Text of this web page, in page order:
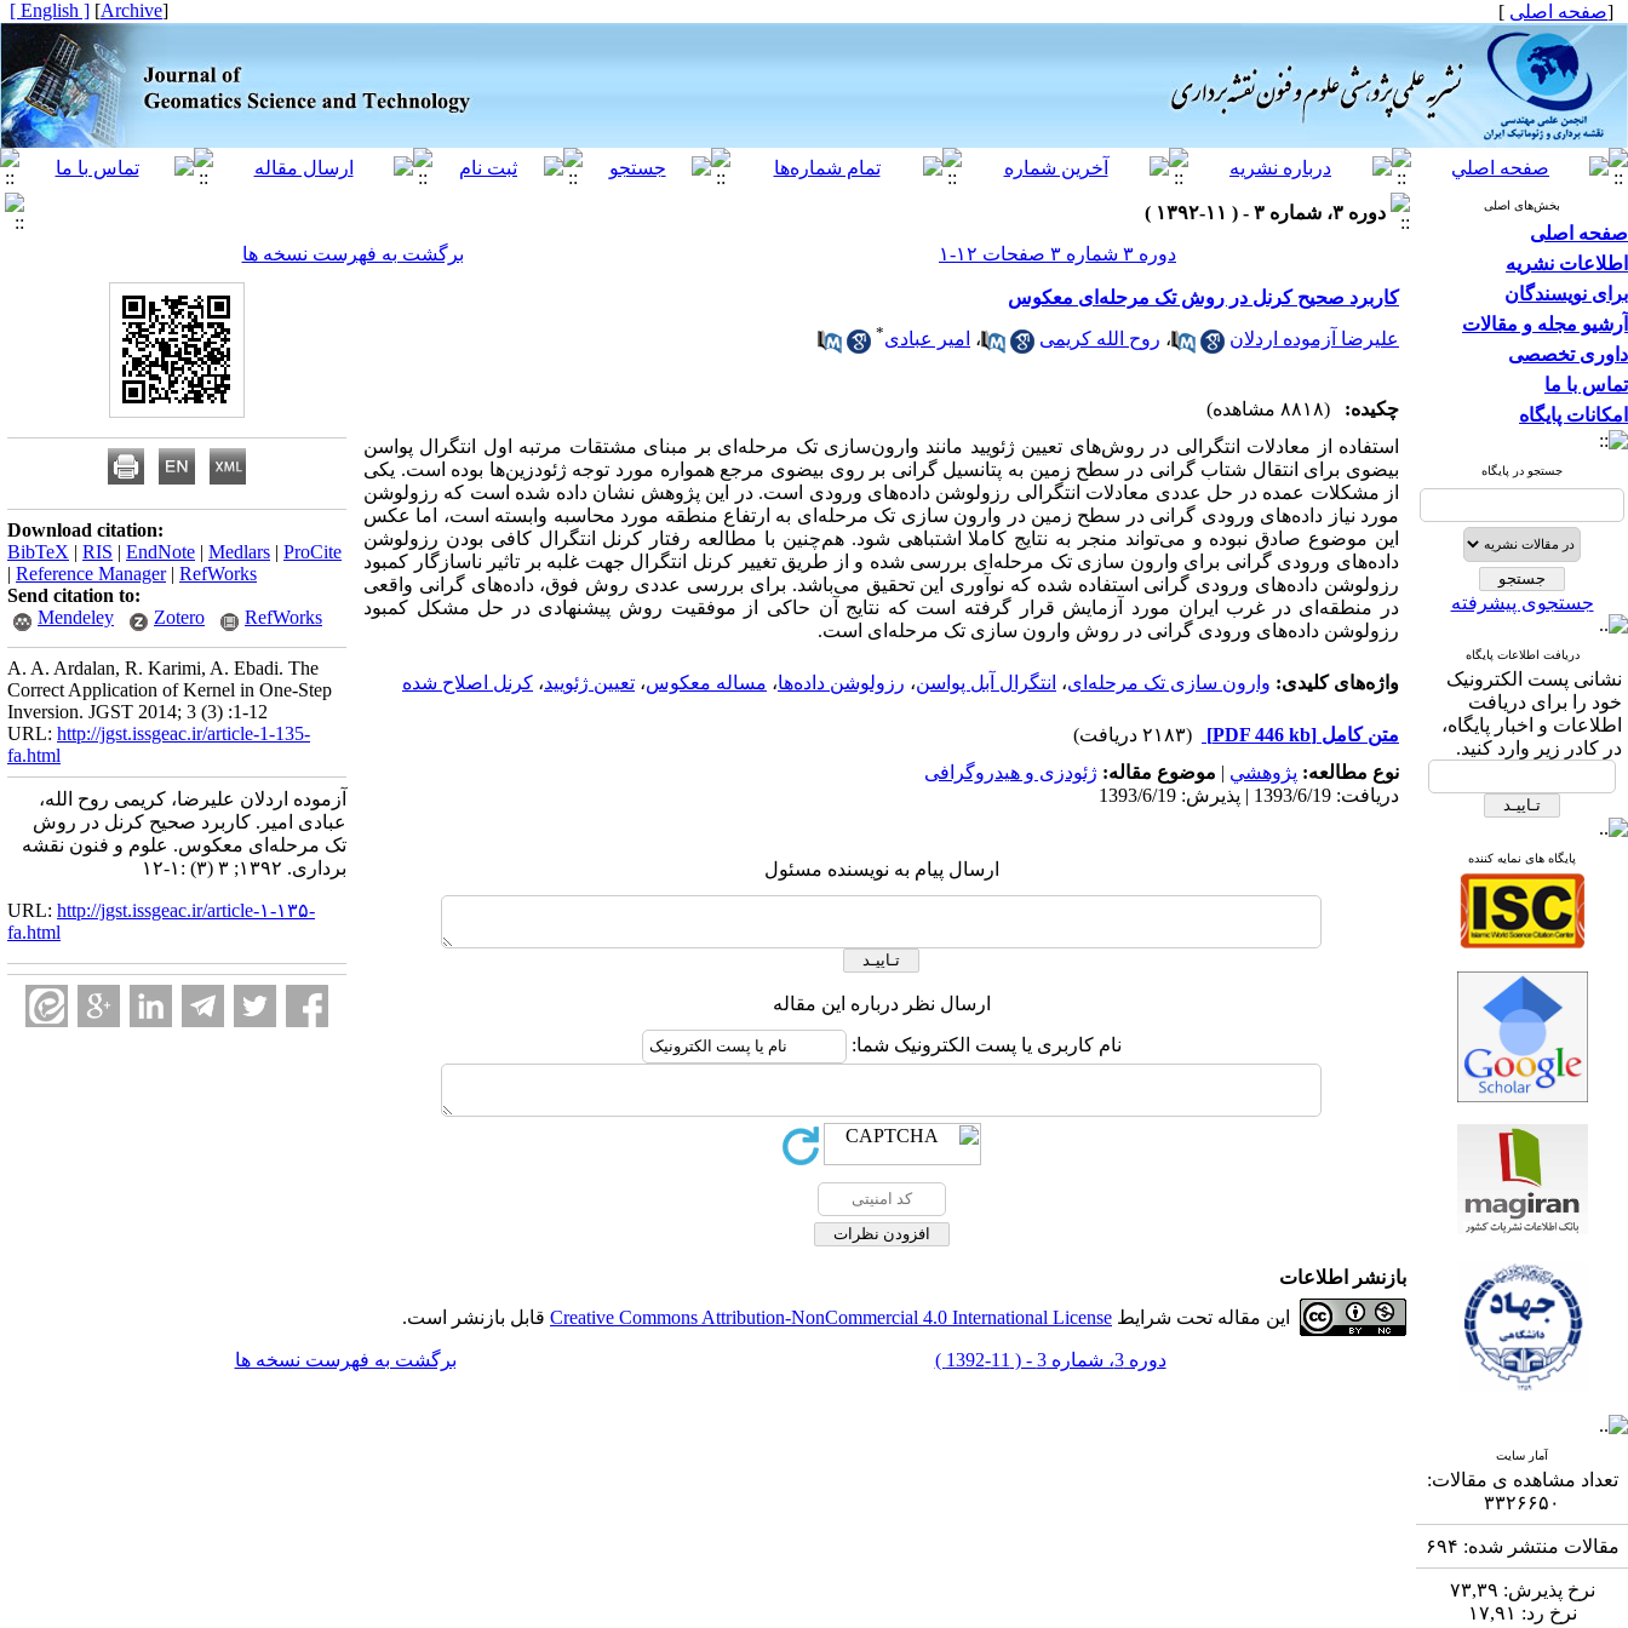
[صفحه اصلی ]
[
Archive
]
[ English ]
بخش‌های اصلی
صفحه اصلی
اطلاعات نشریه
برای نویسندگان
آرشیو مجله و مقالات
داوری تخصصی
تماس با ما
امکانات پایگاه
جستجو در پایگاه
جستجوی پیشرفته
دریافت اطلاعات پایگاه
نشانی پست الکترونیک
خود را برای دریافت
اطلاعات و اخبار پایگاه،
در کادر زیر وارد کنید.
پایگاه های نمایه کننده
آمار سایت
تعداد مشاهده ی مقالات:
۳۳۲۶۶۵۰
مقالات منتشر شده: ۶۹۴
نرخ پذیرش: ۷۳,۳۹
نرخ رد: ۱۷,۹۱
دوره ۳، شماره ۳ - ( ۱۱-۱۳۹۲ )
دوره ۳ شماره ۳ صفحات ۱۲-۱
برگشت به فهرست نسخه ها
کاربرد صحیح کرنل در روش تک مرحله‌ای معکوس
علیرضا آزموده اردلان ، روح الله کریمی ، امیر عبادی*
چکیده:
(۸۸۱۸ مشاهده)
استفاده از معادلات انتگرالی در روش‌های تعیین ژئویید مانند وارون‌سازی تک مرحله‌ای بر مبنای مشتقات مرتبه اول انتگرال پواسن
بیضوی برای انتقال شتاب گرانی در سطح زمین به پتانسیل گرانی بر روی بیضوی مرجع همواره مورد توجه ژئودزین‌ها بوده است. یکی
از مشکلات عمده در حل عددی معادلات انتگرالی رزولوشن داده‌های ورودی است. در این پژوهش نشان داده شده است که رزولوشن
مورد نیاز داده‌های ورودی گرانی در سطح زمین در وارون سازی تک مرحله‌ای به ارتفاع منطقه مورد محاسبه وابسته است، اما عکس
این موضوع صادق نبوده و می‌تواند منجر به نتایج کاملا اشتباهی شود. هم‌چنین با مطالعه رفتار کرنل انتگرال کافی بودن رزولوشن
داده‌های ورودی گرانی برای وارون سازی تک مرحله‌ای بررسی شده و از طریق تغییر کرنل انتگرال جهت غلبه بر تاثیر ناسازگار کمبود
رزولوشن داده‌های ورودی گرانی استفاده شده که نوآوری این تحقیق می‌باشد. برای بررسی عددی روش فوق، داده‌های گرانی واقعی
در منطقه‌ای در غرب ایران مورد آزمایش قرار گرفته است که نتایج آن حاکی از موفقیت روش پیشنهادی در حل مشکل کمبود
رزولوشن داده‌های ورودی گرانی در روش وارون سازی تک مرحله‌ای است.
واژه‌های کلیدی: وارون سازی تک مرحله‌ای، انتگرال آبل پواسن، رزولوشن داده‌ها، مساله معکوس، تعیین ژئویید، کرنل اصلاح شده
متن کامل [PDF 446 kb]
(۲۱۸۳ دریافت)
نوع مطالعه: پژوهشي | موضوع مقاله: ژئودزی و هیدروگرافی
دریافت: 1393/6/19 | پذیرش: 1393/6/19
ارسال پیام به نویسنده مسئول
ارسال نظر درباره این مقاله
نام کاربری یا پست الکترونیک شما:
Download citation:
BibTeX | RIS | EndNote | Medlars | ProCite
| Reference Manager| RefWorks
Send citation to:
Mendeley
Zotero RefWorks
A. A. Ardalan, R. Karimi, A. Ebadi. The
Correct Application of Kernel in One-Step
Inversion. JGST 2014; 3 (3) :1-12
URL: http://jgst.issgeac.ir/article-1-135-
fa.html
آزموده اردلان علیرضا، کریمی روح الله،
عبادی امیر. کاربرد صحیح کرنل در روش
تک مرحله‌ای معکوس. علوم و فنون نقشه
برداری. ۱۳۹۲; ۳ (۳) :۱-۱۲
URL: http://jgst.issgeac.ir/article-۱-۱۳۵-
fa.html
بازنشر اطلاعات
این مقاله تحت شرایط Creative Commons Attribution-NonCommercial 4.0 International License قابل بازنشر است.
دوره 3، شماره 3 - ( 11-1392 ) برگشت به فهرست نسخه ها